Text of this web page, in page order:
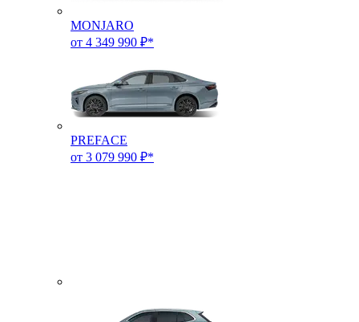
MONJARO
от 4 349 990 ₽*
PREFACE
от 3 079 990 ₽*